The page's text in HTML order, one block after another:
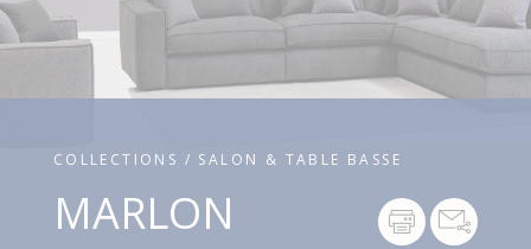
COLLECTIONS / SALON & TABLE BASSE
MARLON